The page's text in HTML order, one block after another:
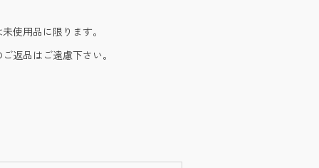
使用品に限ります。
返品はご遠慮下さい。